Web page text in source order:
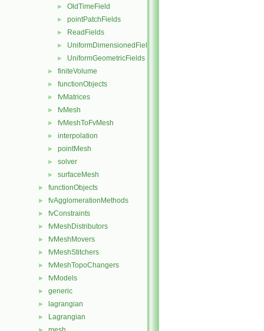
► OldTimeField
► pointPatchFields
► ReadFields
► UniformDimensionedFields
► UniformGeometricFields
► finiteVolume
► functionObjects
► fvMatrices
► fvMesh
► fvMeshToFvMesh
► interpolation
► pointMesh
► solver
► surfaceMesh
► functionObjects
► fvAgglomerationMethods
► fvConstraints
► fvMeshDistributors
► fvMeshMovers
► fvMeshStitchers
► fvMeshTopoChangers
► fvModels
► generic
► lagrangian
► Lagrangian